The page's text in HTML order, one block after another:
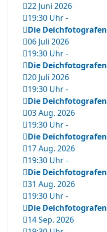
22 Juni 2026
19:30 Uhr-
Die Deichfotografen
06 Juli 2026
19:30 Uhr-
Die Deichfotografen
20 Juli 2026
19:30 Uhr-
Die Deichfotografen
03 Aug. 2026
19:30 Uhr-
Die Deichfotografen
17 Aug. 2026
19:30 Uhr-
Die Deichfotografen
31 Aug. 2026
19:30 Uhr-
Die Deichfotografen
14 Sep. 2026